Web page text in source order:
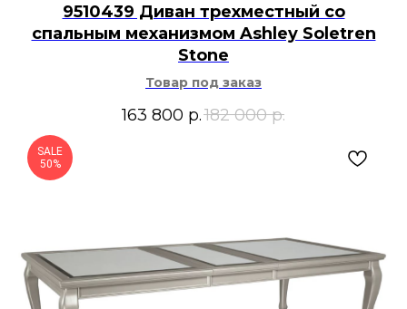
9510439 Диван трехместный со
спальным механизмом Ashley Soletren
Stone
Товар под заказ
163 800 р.182 000 р.
SALE
50%